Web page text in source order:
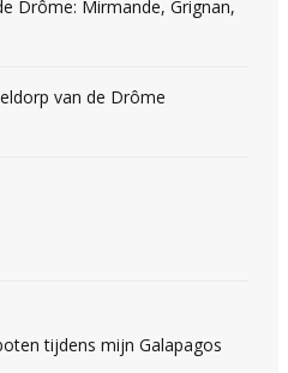
Drôme: Mirmande, Grignan,
van de Drôme
tijdens mijn Galapagos